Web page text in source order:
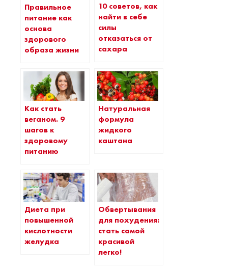
Правильное
питание как
основа
здорового
образа жизни
10 советов, как
найти в себе
силы
отказаться от
сахара
Как стать
веганом. 9
шагов к
здоровому
питанию
Натуральная
формула
жидкого
каштана
Диета при
повышенной
кислотности
желудка
Обвертывания
для похудения:
стать самой
красивой
легко!